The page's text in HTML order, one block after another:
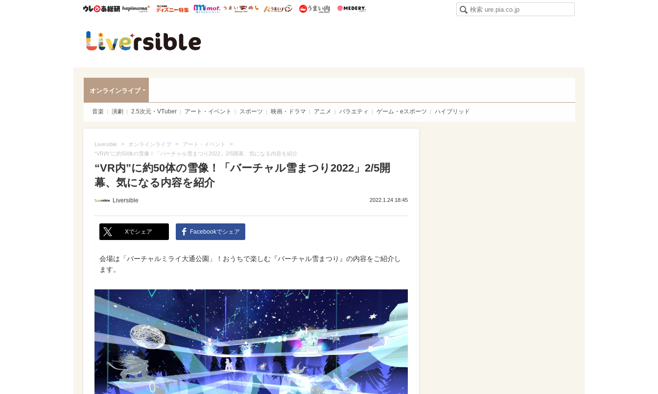
ウレぴあ総研ハピママ* ウレぴあ総研 ディズニー特集
mimot. うまいめし うまいパン うまい肉
オンラインライブ
音楽 演劇 2.5次元・VTuber アート・イベント スポーツ 映画・ドラマ アニメ バラエティ ゲーム・eスポーツ ハイブリッド
Liversible > オンラインライブ > アート・イベント >
“VR内”に約50体の雪像！「バーチャル雪まつり2022」2/5開幕、気になる内容を紹介
“VR内”に約50体の雪像！「バーチャル雪まつり2022」2/5開
幕、気になる内容を紹介
Liversible 2022.1.24 18:45
Xでシェア Facebookでシェア
会場は「バーチャルミライ大通公園」！おうちで楽しむ『バーチャル雪まつり』の内容をご紹介し
ます。